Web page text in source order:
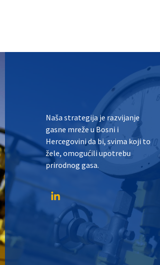
Naša strategija je razvijanje
gasne mreže u Bosni i
Hercegovini da bi, svima koji to
žele, omogućili upotrebu
prirodnog gasa.